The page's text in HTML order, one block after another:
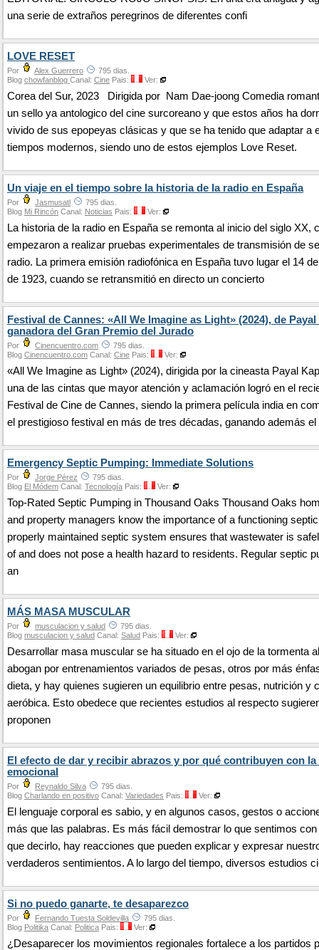
una serie de extraños peregrinos de diferentes confi
LOVE RESET
Por Alex Guerrero
795 dias.
Blog chowfanblog Canal: Cine Pais: Ver:
Corea del Sur, 2023 Dirigida por Nam Dae-joong Comedia
un sello ya antologico del cine surcoreano y que estos años ha
vivido de sus epopeyas clásicas y que se ha tenido que adaptar a
tiempos modernos, siendo uno de estos ejemplos Love Reset.
Un viaje en el tiempo sobre la historia de la radio en España
Por Jasmusatl
795 dias.
Blog Mi Rincón Canal: Noticias Pais: Ver:
La historia de la radio en España se remonta al inicio del siglo XX,
empezaron a realizar pruebas experimentales de transmisión de
radio. La primera emisión radiofónica en España tuvo lugar el 14
de 1923, cuando se retransmitió en directo un concierto
Festival de Cannes: «All We Imagine as Light» (2024), de
ganadora del Gran Premio del Jurado
Por Cinencuentro.com
795 dias.
Blog Cinencuentro.com Canal: Cine Pais: Ver:
«All We Imagine as Light» (2024), dirigida por la cineasta Payal
una de las cintas que mayor atención y aclamación logró en el
Festival de Cine de Cannes, siendo la primera película india en
el prestigioso festival en más de tres décadas, ganando además el
Emergency Septic Pumping: Immediate Solutions
Por Jorge Pérez
795 dias.
Blog El Módem Canal: Tecnología Pais: Ver:
Top-Rated Septic Pumping in Thousand Oaks Thousand Oaks
and property managers know the importance of a functioning
properly maintained septic system ensures that wastewater is
of and does not pose a health hazard to residents. Regular septic
an
MÁS MASA MUSCULAR
Por musculacion y salud
795 dias.
Blog musculacion y salud Canal: Salud Pais: Ver:
Desarrollar masa muscular se ha situado en el ojo de la tormenta
abogan por entrenamientos variados de pesas, otros por más
dieta, y hay quienes sugieren un equilibrio entre pesas, nutrición y
aeróbica. Esto obedece que recientes estudios al respecto
proponen
El efecto de dar y recibir abrazos y por qué contribuyen con la
emocional
Por Reynaldo Silva
795 dias.
Blog Charlando en positivo Canal: Variedades Pais: Ver:
El lenguaje corporal es sabio, y en algunos casos, gestos o
más que las palabras. Es más fácil demostrar lo que sentimos
que decirlo, hay reacciones que pueden explicar y expresar
verdaderos sentimientos. A lo largo del tiempo, diversos estudios
Si no puedo ganarte, te desaparezco
Por Fernando Tuesta Soldevilla
795 dias.
Blog Politika Canal: Politica Pais: Ver:
¿Desaparecer los movimientos regionales fortalece a los partidos